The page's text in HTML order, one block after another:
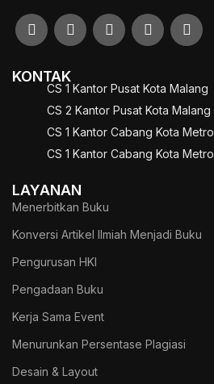
KONTAK
CS 1 Kantor Pusat Kota Malang
CS 2 Kantor Pusat Kota Malang
CS 1 Kantor Cabang Kota Metro
CS 1 Kantor Cabang Kota Metro
LAYANAN
Menerbitkan Buku
Konversi Artikel Ilmiah Menjadi Buku
Pengurusan HKI
Pengadaan Buku
Kerja Sama Event
Menurunkan Persentase Plagiasi
Desain & Layout